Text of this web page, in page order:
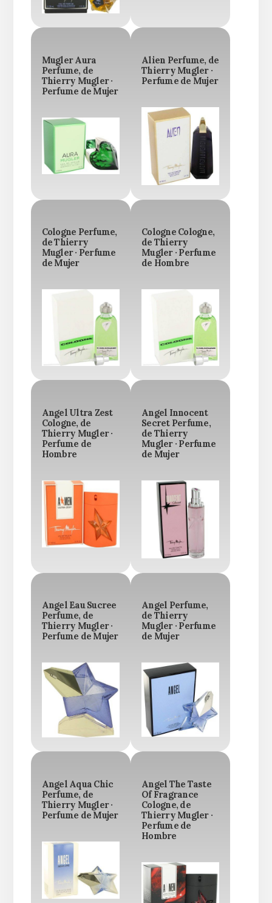
Mugler Aura
Perfume, de
Thierry Mugler ·
Perfume de Mujer
Alien Perfume, de
Thierry Mugler ·
Perfume de Mujer
Cologne Perfume,
de Thierry
Mugler · Perfume
de Mujer
Cologne Cologne,
de Thierry
Mugler · Perfume
de Hombre
Angel Ultra Zest
Cologne, de
Thierry Mugler ·
Perfume de
Hombre
Angel Innocent
Secret Perfume,
de Thierry
Mugler · Perfume
de Mujer
Angel Eau Sucree
Perfume, de
Thierry Mugler ·
Perfume de Mujer
Angel Perfume,
de Thierry
Mugler · Perfume
de Mujer
Angel Aqua Chic
Perfume, de
Thierry Mugler ·
Perfume de Mujer
Angel The Taste
Of Fragrance
Cologne, de
Thierry Mugler ·
Perfume de
Hombre